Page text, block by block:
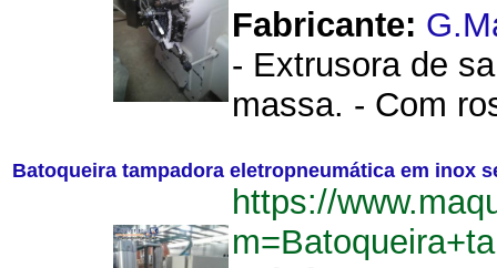
Fabricante:
- Extrusora de
massa. - Com
Batoqueira tampadora eletropneumática em inox
https://